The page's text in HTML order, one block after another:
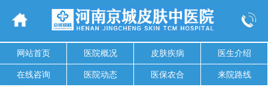
网站首页 医院概况 皮肤疾病 医生介绍
在线咨询 医院动态 医保农合 来院路线